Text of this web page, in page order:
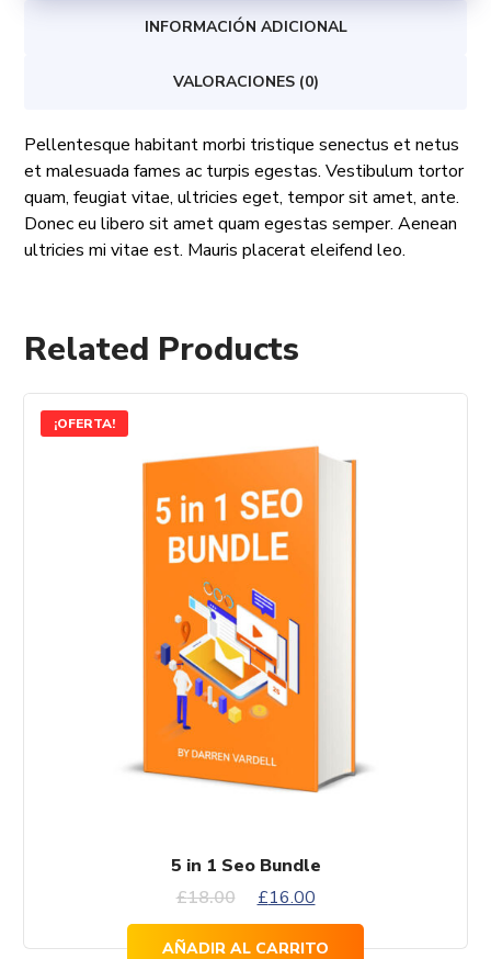
INFORMACIÓN ADICIONAL
VALORACIONES (0)
Pellentesque habitant morbi tristique senectus et netus
et malesuada fames ac turpis egestas. Vestibulum tortor
quam, feugiat vitae, ultricies eget, tempor sit amet, ante.
Donec eu libero sit amet quam egestas semper. Aenean
ultricies mi vitae est. Mauris placerat eleifend leo.
Related Products
¡OFERTA!
5 in 1 Seo Bundle
£18.00
El
£16.00El
precio
AÑADIR AL CARRITO